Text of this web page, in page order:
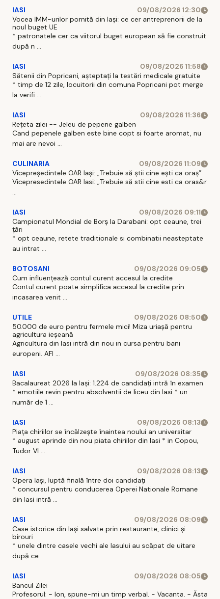
IASI
09/08/2026 12:30
Vocea IMM-urilor pornită din Iași: ce cer antreprenorii de la
noul buget UE
* patronatele cer ca viitorul buget european să fie construit
după n ...
IASI
09/08/2026 11:58
Sătenii din Popricani, așteptați la testări medicale gratuite
* timp de 12 zile, locuitorii din comuna Popricani pot merge
la verifi ...
IASI
09/08/2026 11:36
Rețeta zilei -- Jeleu de pepene galben
Cand pepenele galben este bine copt si foarte aromat, nu
mai are nevoi ...
CULINARIA
09/08/2026 11:09
Vicepreședintele OAR Iași: „Trebuie să știi cine ești ca oraș”
Vicepresedintele OAR Iasi: „Trebuie să stii cine esti ca oras&r
...
IASI
09/08/2026 09:11
Campionatul Mondial de Borș la Darabani: opt ceaune, trei
țări
* opt ceaune, retete traditionale si combinatii neasteptate
au intrat ...
BOTOSANI
09/08/2026 09:05
Cum influențează contul curent accesul la credite
Contul curent poate simplifica accesul la credite prin
incasarea venit ...
UTILE
09/08/2026 08:50
50.000 de euro pentru fermele mici! Miza uriașă pentru
agricultura ieșeană
Agricultura din Iasi intră din nou in cursa pentru bani
europeni. AFI ...
IASI
09/08/2026 08:35
Bacalaureat 2026 la Iași: 1.224 de candidați intră în examen
* emotiile revin pentru absolventii de liceu din Iasi * un
număr de 1 ...
IASI
09/08/2026 08:13
Piața chiriilor se încălzește înaintea noului an universitar
* august aprinde din nou piata chiriilor din Iasi * in Copou,
Tudor Vl ...
IASI
09/08/2026 08:13
Opera Iași, luptă finală între doi candidați
* concursul pentru conducerea Operei Nationale Romane
din Iasi intră ...
IASI
09/08/2026 08:09
Case istorice din Iași salvate prin restaurante, clinici și
birouri
* unele dintre casele vechi ale Iasului au scăpat de uitare
după ce ...
IASI
09/08/2026 08:05
Bancul Zilei
Profesorul: - Ion, spune-mi un timp verbal. - Vacanta. - Ăsta